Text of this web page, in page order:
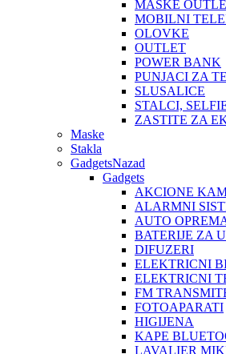
MASKE
MOBILNI
OLOVKE
OUTLET
POWER BANK
PUNJACI ZA
SLUSALICE
STALCI,
ZASTITE ZA
Maske
Stakla
GadgetsNazad
Gadgets
AKCIONE
ALARMNI
AUTO
BATERIJE ZA
DIFUZERI
ELEKTRICNI
ELEKTRICNI
FM
FOTOAPARATI
HIGIJENA
KAPE
LAVALIER